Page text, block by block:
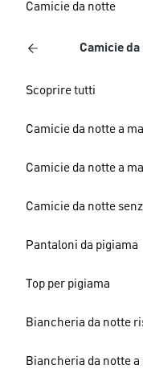
Camicie da notte
Camicie
Scoprire tutti
Camicie da notte a
Camicie da notte a
Camicie da notte
Pantaloni da pigiama
Top per pigiama
Biancheria da notte
Biancheria da notte